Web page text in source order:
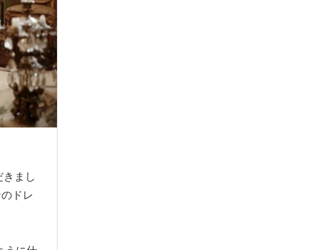
まし
ドレ